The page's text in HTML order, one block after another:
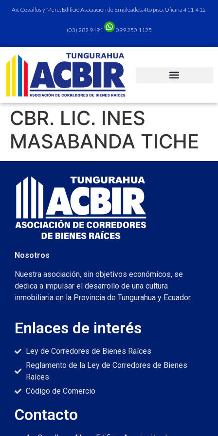
Av. Cevallos y Mera. Edificio Asociación de Empleados. 4to piso. Oficina 411-412
(03) 282 9491 099 250 1125
CBR. LIC. INES
MASABANDA TICHE
Nosotros
Nuestra asociación, sin objetivos económicos, se
dedica a impulsar el desarrollo de una cultura
inmobiliaria en la Provincia de Tungurahua y Ecuador.
Enlaces de interés
Ley de Corredores de Bienes Raíces
Reglamento de la Ley de Corredores de Bienes
Raíces
Código de Comercio
Contacto